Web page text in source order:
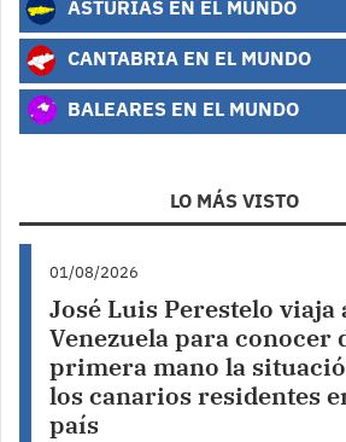
ASTURIAS EN EL MUNDO
CANTABRIA EN EL MUNDO
BALEARES EN EL MUNDO
LO MÁS VISTO
01/08/2026
José Luis Perestelo viaja
Venezuela para conocer
primera mano la
los canarios residentes
país